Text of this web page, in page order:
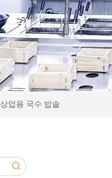
상업용 국수 밥솥